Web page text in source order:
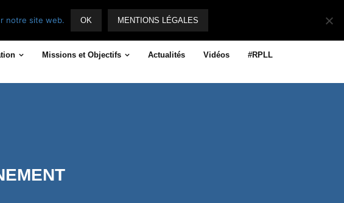
Suivez-nous
Missions et Objectifs Actualités Vidéos #RPLL
notre site web. OK MENTIONS LÉGALES